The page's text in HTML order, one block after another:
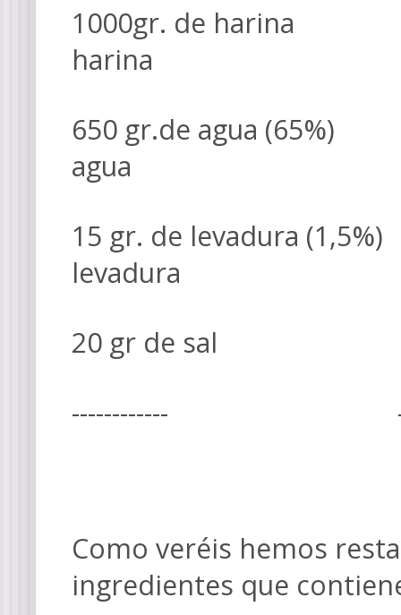
1000gr. de harina
harina
650 gr.de agua
agua
15 gr. de levadura
levadura
20 gr de sal
------------
Como veréis hemos
ingredientes que